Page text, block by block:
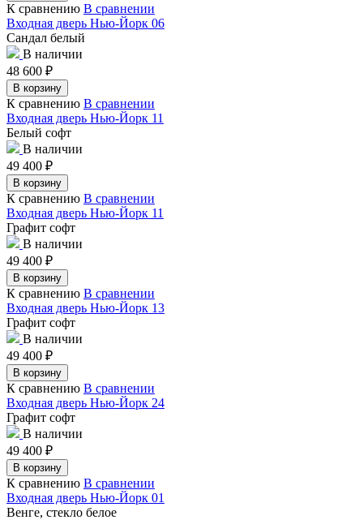
К сравнению В сравнении
Входная дверь Нью-Йорк 06
Сандал белый
В наличии
48 600 ₽
В корзину
К сравнению В сравнении
Входная дверь Нью-Йорк 11
Белый софт
В наличии
49 400 ₽
В корзину
К сравнению В сравнении
Входная дверь Нью-Йорк 11
Графит софт
В наличии
49 400 ₽
В корзину
К сравнению В сравнении
Входная дверь Нью-Йорк 13
Графит софт
В наличии
49 400 ₽
В корзину
К сравнению В сравнении
Входная дверь Нью-Йорк 24
Графит софт
В наличии
49 400 ₽
В корзину
К сравнению В сравнении
Входная дверь Нью-Йорк 01
Венге, стекло белое